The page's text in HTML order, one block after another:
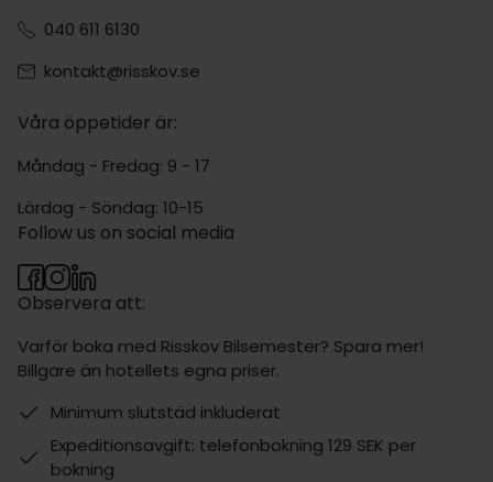
040 611 6130
kontakt@risskov.se
Våra öppetider är:
Måndag - Fredag: 9 - 17
Lördag - Söndag: 10-15
Observera att:
Varför boka med Risskov Bilsemester? Spara mer!
Billgare än hotellets egna priser.
Minimum slutstäd inkluderat
Expeditionsavgift: telefonbokning 129 SEK per
bokning
Follow us on social media